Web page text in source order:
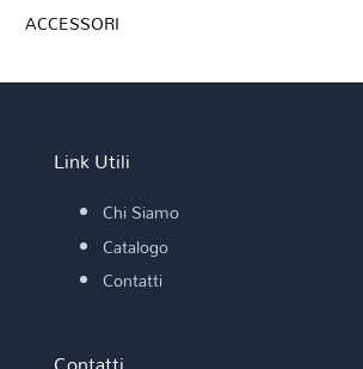
ACCESSORI
Link Utili
Chi Siamo
Catalogo
Contatti